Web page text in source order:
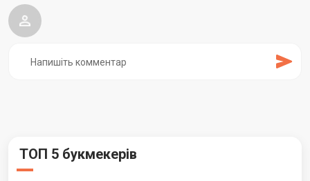
ТОП 5 букмекерів